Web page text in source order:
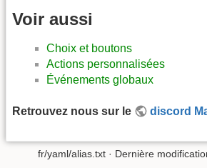
Voir aussi
Choix et boutons
Actions personnalisées
Événements globaux
Retrouvez nous sur le discord
fr/yaml/alias.txt · Dernière